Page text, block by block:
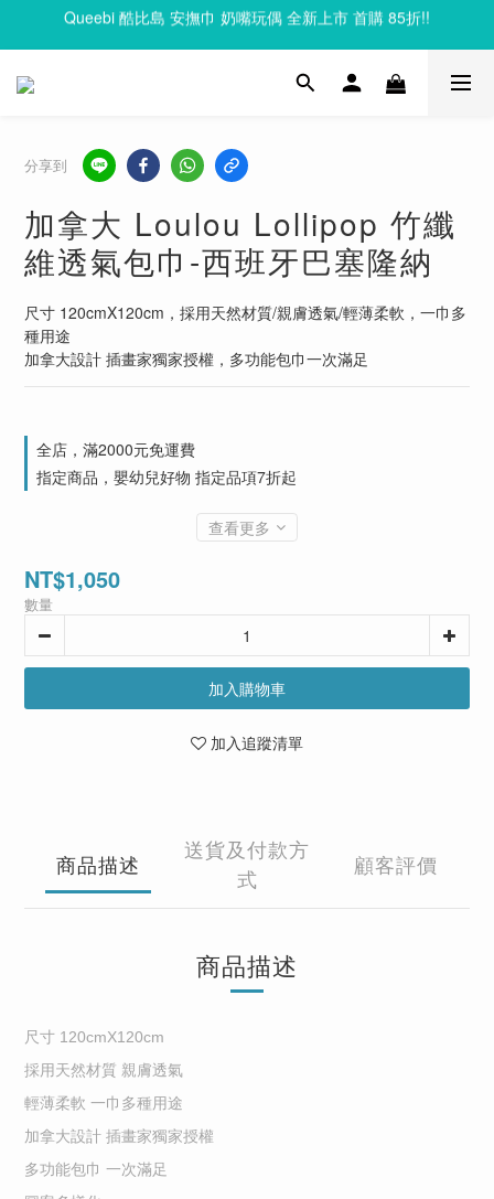
Clixo 磁力片83折起，滿額再贈禮
Queebi 酷比島 安撫巾 奶嘴玩偶 全新上市 首購 85折!!
Clixo 磁力片83折起，滿額再贈禮
分享到
加拿大 Loulou Lollipop 竹纖
維透氣包巾-西班牙巴塞隆納
尺寸 120cmX120cm，採用天然材質/親膚透氣/輕薄柔軟，一巾多
種用途
加拿大設計 插畫家獨家授權，多功能包巾一次滿足
全店，滿2000元免運費
指定商品，嬰幼兒好物 指定品項7折起
查看更多
NT$1,050
數量
加入購物車
加入追蹤清單
商品描述
送貨及付款方
式
顧客評價
商品描述
尺寸 120cmX120cm
採用天然材質 親膚透氣
輕薄柔軟 一巾多種用途
加拿大設計 插畫家獨家授權
多功能包巾 一次滿足